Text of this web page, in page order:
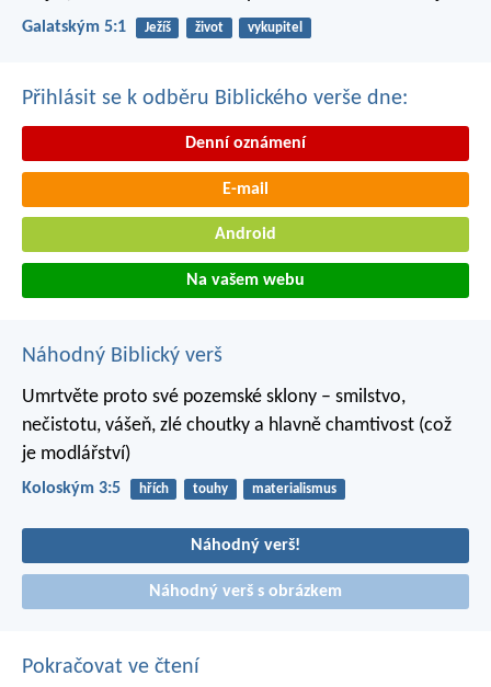
Galatským 5:1 Ježíš život vykupitel
Přihlásit se k odběru Biblického verše dne:
Denní oznámení
E-mail
Android
Na vašem webu
Náhodný Biblický verš
Umrtvěte proto své pozemské sklony – smilstvo,
nečistotu, vášeň, zlé choutky a hlavně chamtivost (což
je modlářství)
Koloským 3:5 hřích touhy materialismus
Náhodný verš!
Náhodný verš s obrázkem
Pokračovat ve čtení